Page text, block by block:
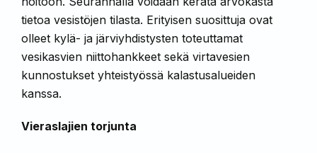
tietoa vesistöjen tilasta. Erityisen suosittuja ovat
olleet kylä- ja järviyhdistysten toteuttamat
vesikasvien niittohankkeet sekä virtavesien
kunnostukset yhteistyössä kalastusaluei­den
kanssa.
Vieraslajien torjunta